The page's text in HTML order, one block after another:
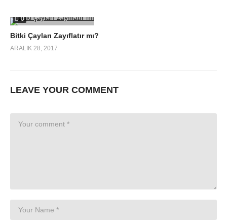
0
Bitki Çayları Zayıflatır mı?
ARALIK 28, 2017
LEAVE YOUR COMMENT